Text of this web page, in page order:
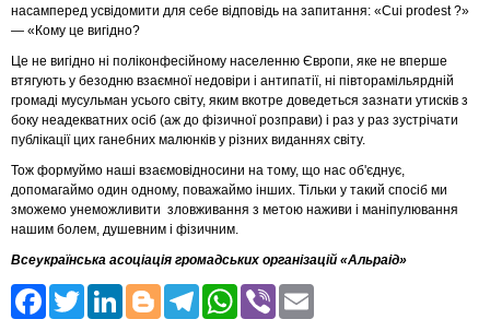
насамперед усвідомити для себе відповідь на запитання: «Cui prodest ?»
— «Кому це вигідно?
Це не вигідно ні поліконфесійному населенню Європи, яке не вперше
втягують у безодню взаємної недовіри і антипатії, ні півторамільярдній
громаді мусульман усього світу, яким вкотре доведеться зазнати утисків з
боку неадекватних осіб (аж до фізичної розправи) і раз у раз зустрічати
публікації цих ганебних малюнків у різних виданнях світу.
Тож формуймо наші взаємовідносини на тому, що нас об'єднує,
допомагаймо один одному, поважаймо інших. Тільки у такий спосіб ми
зможемо унеможливити зловживання з метою наживи і маніпулювання
нашим болем, душевним і фізичним.
Всеукраїнська асоціація громадських організацій «Альраід»
Facebook
Twitter
LinkedIn
Blogger
Telegram
WhatsApp
Viber